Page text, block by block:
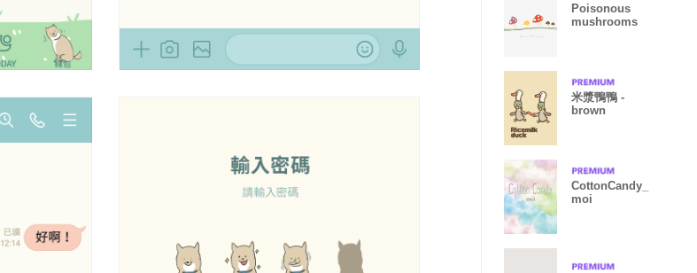
Poisonous
mushrooms
米漿鴨鴨 -
brown
CottonCandy_
moi